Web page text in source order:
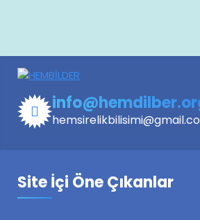
Site İçi Öne Çıkanlar